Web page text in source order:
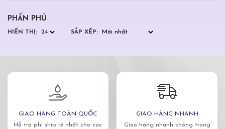
PHẤN PHỦ
HIỂN THỊ: SẮP XẾP:
GIAO HÀNG TOÀN QUỐC
Hỗ trợ phí ship rẻ nhất cho các
GIAO HÀNG NHANH
Giao hàng nhanh chóng trong